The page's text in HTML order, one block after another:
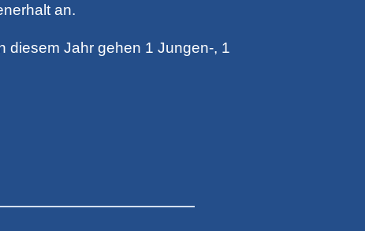
an.
diesem Jahr gehen 1 Jungen-, 1